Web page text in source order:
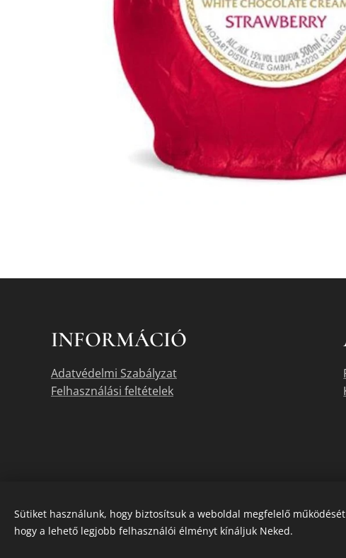
INFORMÁCIÓ
Adatvédelmi Szabályzat
Felhasználási feltételek
A termékek aktuális
Sütiket használunk, hogy biztosítsuk a weboldal megfelelő
hogy a lehető legjobb felhasználói élményt kínáljuk Neked.